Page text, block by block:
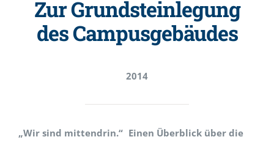
Zur Grundsteinlegung
des Campusgebäudes
2014
„Wir sind mittendrin.“ Einen Überblick über die